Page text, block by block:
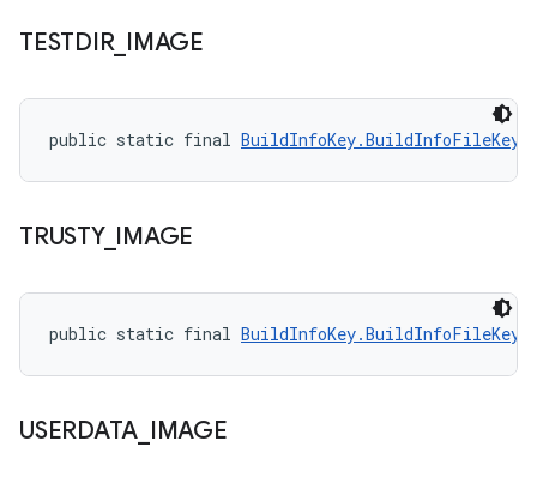
TESTDIR_ IMAGE
public static final BuildInfoKey.BuildInfoFileKey
TRUSTY_ IMAGE
public static final BuildInfoKey.BuildInfoFileKey
USERDATA IMAGE